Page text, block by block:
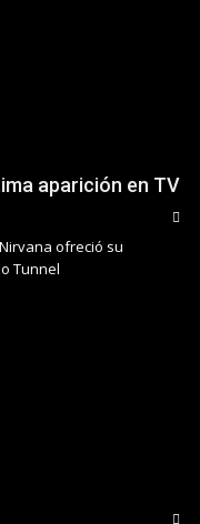
aparición en TV
ofreció su
Tunnel